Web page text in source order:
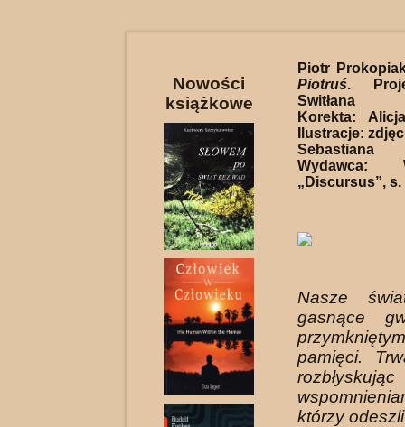
Nowości
książkowe
Piotr
Piotruś.
Switłana
Korekta:
Ilustracje:
Sebastiana
Wydawca:
„Discursus”, s.
Nasze
gasnące
pamięci.
rozbłyskując
którzy